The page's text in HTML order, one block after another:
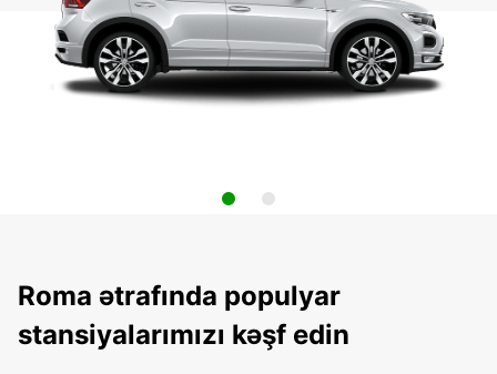
Roma ətrafında populyar
stansiyalarımızı kəşf edin